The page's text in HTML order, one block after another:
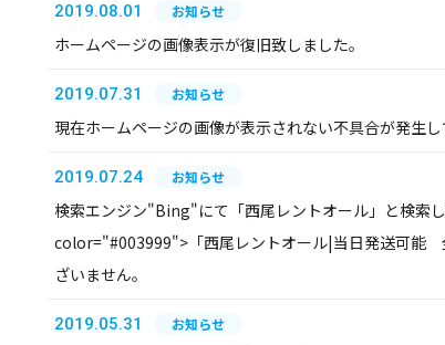
2019.08.01 お知らせ
ホームページの画像表示が復旧致しました。
2019.07.31 お知らせ
現在ホームページの画像が表示されない不具合が発生し
2019.07.24 お知らせ
検索エンジン"Bing"にて「西尾レントオール」と検索
color="#003999">「西尾レントオール|当日発送可能
ざいません。
2019.05.31 お知らせ